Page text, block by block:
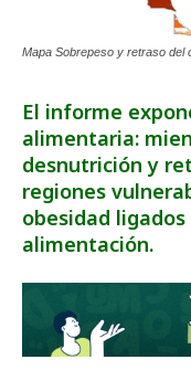
Mapa Sobrepeso y retraso del
El informe
alimentaria:
desnutrición y
regiones
obesidad
alimentación.